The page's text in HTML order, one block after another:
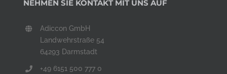
NEHMEN SIE KONTAKT MIT UNS AUF
Adiccon GmbH
Landwehrstraße 54
64293 Darmstadt
+49 6151 500 777 0